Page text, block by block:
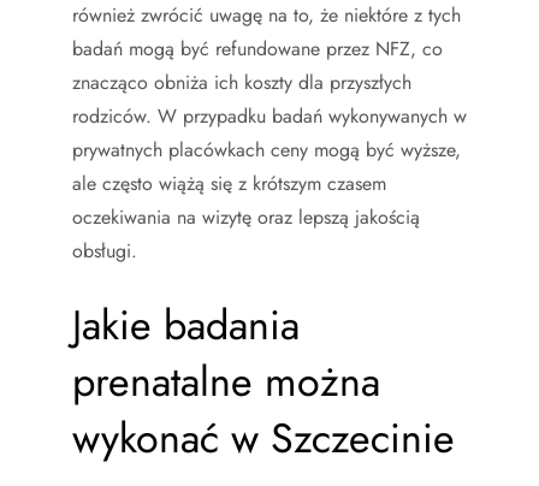
również zwrócić uwagę na to, że niektóre z tych
badań mogą być refundowane przez NFZ, co
znacząco obniża ich koszty dla przyszłych
rodziców. W przypadku badań wykonywanych w
prywatnych placówkach ceny mogą być wyższe,
ale często wiążą się z krótszym czasem
oczekiwania na wizytę oraz lepszą jakością
obsługi.
Jakie badania
prenatalne można
wykonać w Szczecinie